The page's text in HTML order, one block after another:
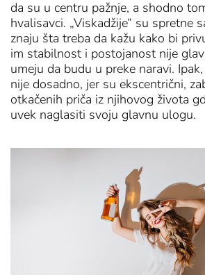
da su u centru pažnje, a shodno
hvalisavci. „Viskadžije“ su spretne
znaju šta treba da kažu kako bi
im stabilnost i postojanost nije
umeju da budu u preke naravi.
nije dosadno, jer su ekscentrični,
otkačenih priča iz njihovog života
uvek naglasiti svoju glavnu ulogu.